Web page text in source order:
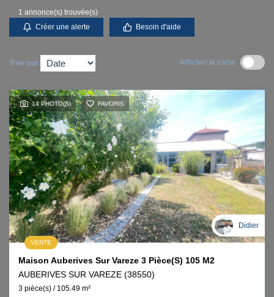
1 annonce(s) trouvée(s)
Créer une alerte
Besoin d'aide
Trier par Afficher la carte
14 PHOTO(S) FAVORIS
Didier
VENTE
Maison Auberives Sur Vareze 3 Pièce(s) 105 M2
AUBERIVES SUR VAREZE (38550)
3 pièce(s) / 105.49 m²